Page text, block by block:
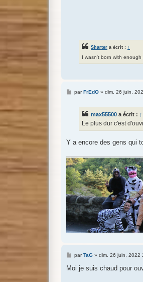
Sharter a écrit : ↑
I wasn't born with
MparFrEdO» dim. 26 juin,
max55500 a écrit : ↑
Le plus dur c'est
Y a encore des gens qui
M
s
parTaG» dim. 26 juin, 2022
Moi je suis chaud pour